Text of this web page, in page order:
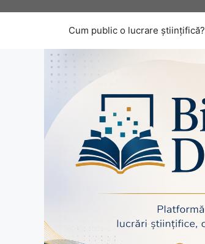
Cum public o lucrare științifică?